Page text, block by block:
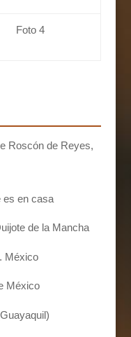
Foto 4
Roscón de Reyes,
es en casa
de la Mancha
México
México